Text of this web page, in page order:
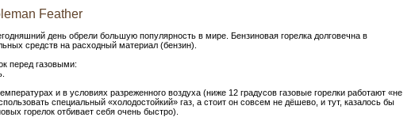
Feather
день обрели большую популярность в мире. Бензиновая горелка долговечна в
средств на расходный материал (бензин).
перед газовыми:
и в условиях разреженного воздуха (ниже 12 градусов газовые горелки работают «не
специальный «холодостойкий» газ, а стоит он совсем не дёшево, и тут, казалось бы
горелок отбивает себя очень быстро).